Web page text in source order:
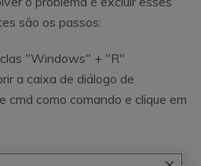
são os passos:
"Windows" + "R"
a caixa de diálogo de
cmd como comando e clique em